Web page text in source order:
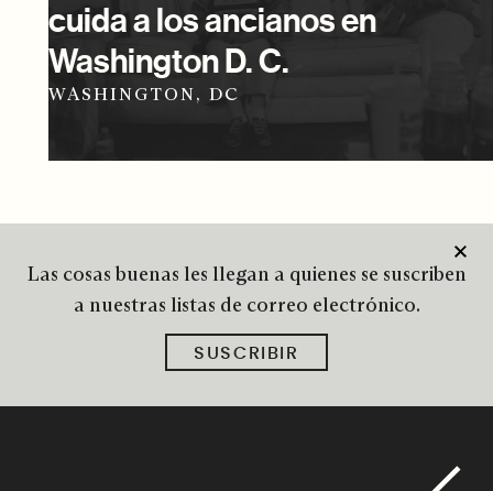
cuida a los ancianos en
Washington D. C.
WASHINGTON, DC
Las cosas buenas les llegan a quienes se suscriben
a nuestras listas de correo electrónico.
SUSCRIBIR